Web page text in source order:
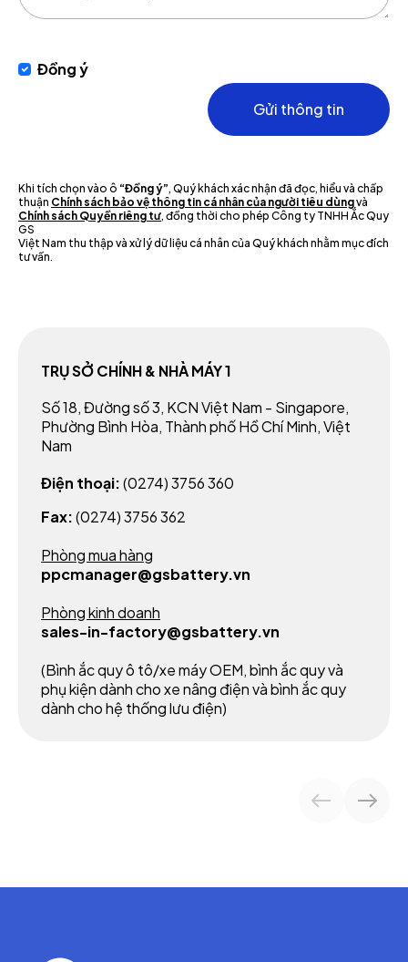
Đồng ý
Gửi thông tin
Khi tích chọn vào ô “Đồng ý”, Quý khách xác nhận đã đọc, hiểu và chấp
thuận Chính sách bảo vệ thông tin cá nhân của người tiêu dùngvà
Chính sách Quyền riêng tư, đồng thời cho phép Công ty TNHH Ắc Quy
GS
Việt Nam thu thập và xử lý dữ liệu cá nhân của Quý khách nhằm mục đích
tư vấn.
TRỤ SỞ CHÍNH & NHÀ MÁY 1
Số 18, Đường số 3, KCN Việt Nam - Singapore,
Phường Bình Hòa, Thành phố Hồ Chí Minh, Việt
Nam
Điện thoại:(0274) 3756 360
Fax:(0274) 3756 362
Phòng mua hàng
ppcmanager@gsbattery.vn
Phòng kinh doanh
sales-in-factory@gsbattery.vn
(Bình ắc quy ô tô/xe máy OEM, bình ắc quy và
phụ kiện dành cho xe nâng điện và bình ắc quy
dành cho hệ thống lưu điện)